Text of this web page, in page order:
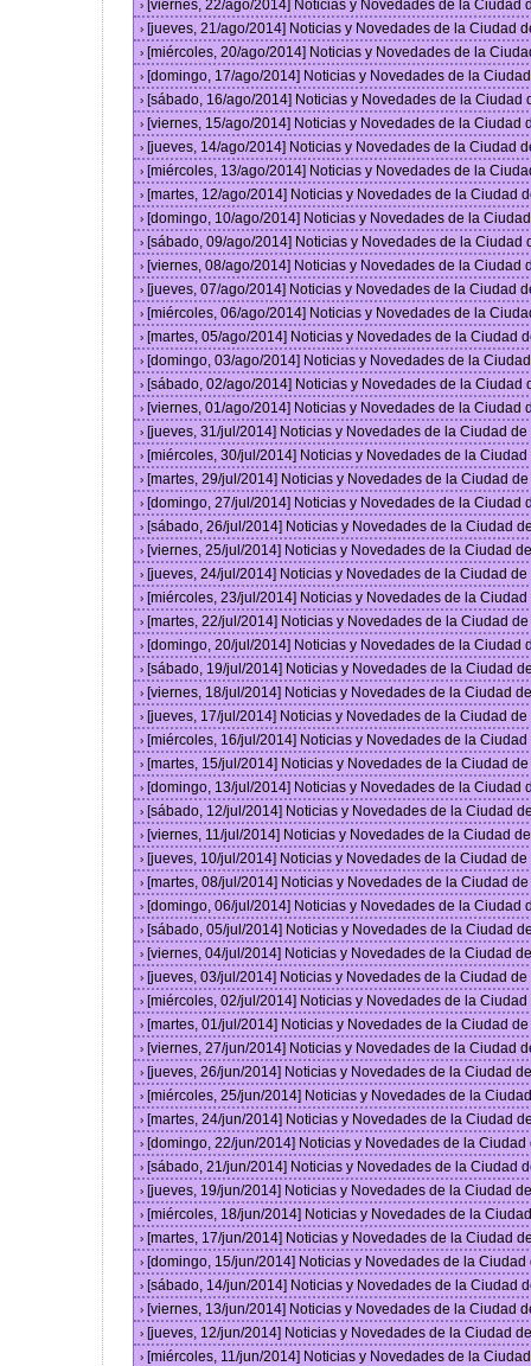
› [viernes, 22/ago/2014] Noticias y Novedades de la Ciudad
› [jueves, 21/ago/2014] Noticias y Novedades de la Ciudad
› [miércoles, 20/ago/2014] Noticias y Novedades de la
› [domingo, 17/ago/2014] Noticias y Novedades de la
› [sábado, 16/ago/2014] Noticias y Novedades de la Ciudad
› [viernes, 15/ago/2014] Noticias y Novedades de la Ciudad
› [jueves, 14/ago/2014] Noticias y Novedades de la Ciudad
› [miércoles, 13/ago/2014] Noticias y Novedades de la
› [martes, 12/ago/2014] Noticias y Novedades de la Ciudad
› [domingo, 10/ago/2014] Noticias y Novedades de la
› [sábado, 09/ago/2014] Noticias y Novedades de la Ciudad
› [viernes, 08/ago/2014] Noticias y Novedades de la Ciudad
› [jueves, 07/ago/2014] Noticias y Novedades de la Ciudad
› [miércoles, 06/ago/2014] Noticias y Novedades de la
› [martes, 05/ago/2014] Noticias y Novedades de la Ciudad
› [domingo, 03/ago/2014] Noticias y Novedades de la
› [sábado, 02/ago/2014] Noticias y Novedades de la Ciudad
› [viernes, 01/ago/2014] Noticias y Novedades de la Ciudad
› [jueves, 31/jul/2014] Noticias y Novedades de la Ciudad
› [miércoles, 30/jul/2014] Noticias y Novedades de la
› [martes, 29/jul/2014] Noticias y Novedades de la Ciudad
› [domingo, 27/jul/2014] Noticias y Novedades de la Ciudad
› [sábado, 26/jul/2014] Noticias y Novedades de la Ciudad
› [viernes, 25/jul/2014] Noticias y Novedades de la Ciudad
› [jueves, 24/jul/2014] Noticias y Novedades de la Ciudad
› [miércoles, 23/jul/2014] Noticias y Novedades de la
› [martes, 22/jul/2014] Noticias y Novedades de la Ciudad
› [domingo, 20/jul/2014] Noticias y Novedades de la Ciudad
› [sábado, 19/jul/2014] Noticias y Novedades de la Ciudad
› [viernes, 18/jul/2014] Noticias y Novedades de la Ciudad
› [jueves, 17/jul/2014] Noticias y Novedades de la Ciudad
› [miércoles, 16/jul/2014] Noticias y Novedades de la
› [martes, 15/jul/2014] Noticias y Novedades de la Ciudad
› [domingo, 13/jul/2014] Noticias y Novedades de la Ciudad
› [sábado, 12/jul/2014] Noticias y Novedades de la Ciudad
› [viernes, 11/jul/2014] Noticias y Novedades de la Ciudad
› [jueves, 10/jul/2014] Noticias y Novedades de la Ciudad
› [martes, 08/jul/2014] Noticias y Novedades de la Ciudad
› [domingo, 06/jul/2014] Noticias y Novedades de la Ciudad
› [sábado, 05/jul/2014] Noticias y Novedades de la Ciudad
› [viernes, 04/jul/2014] Noticias y Novedades de la Ciudad
› [jueves, 03/jul/2014] Noticias y Novedades de la Ciudad
› [miércoles, 02/jul/2014] Noticias y Novedades de la
› [martes, 01/jul/2014] Noticias y Novedades de la Ciudad
› [viernes, 27/jun/2014] Noticias y Novedades de la Ciudad
› [jueves, 26/jun/2014] Noticias y Novedades de la Ciudad
› [miércoles, 25/jun/2014] Noticias y Novedades de la
› [martes, 24/jun/2014] Noticias y Novedades de la Ciudad
› [domingo, 22/jun/2014] Noticias y Novedades de la
› [sábado, 21/jun/2014] Noticias y Novedades de la Ciudad
› [jueves, 19/jun/2014] Noticias y Novedades de la Ciudad
› [miércoles, 18/jun/2014] Noticias y Novedades de la
› [martes, 17/jun/2014] Noticias y Novedades de la Ciudad
› [domingo, 15/jun/2014] Noticias y Novedades de la
› [sábado, 14/jun/2014] Noticias y Novedades de la Ciudad
› [viernes, 13/jun/2014] Noticias y Novedades de la Ciudad
› [jueves, 12/jun/2014] Noticias y Novedades de la Ciudad
› [miércoles, 11/jun/2014] Noticias y Novedades de la